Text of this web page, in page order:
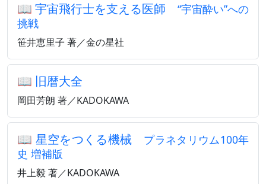
📖 宇宙飛行士を支える医師 “宇宙酔い”への
挑戦
笹井恵里子 著／金の星社
📖 旧暦大全
岡田芳朗 著／KADOKAWA
📖 星空をつくる機械 プラネタリウム100年
史 増補版
井上毅 著／KADOKAWA